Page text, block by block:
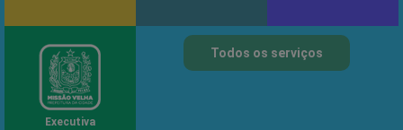
Executiva
Todos os serviços